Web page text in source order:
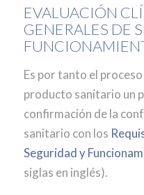
EVALUACIÓN
GENERALES DE
Es por tanto el
producto sanitario un
confirmación de la
sanitario con los
Seguridad y
siglas en inglés).